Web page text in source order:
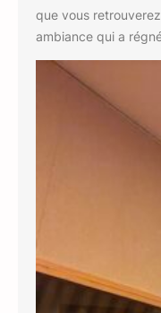
que vous
ambiance qui a